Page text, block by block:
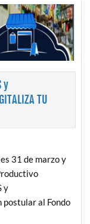
y
TU
31 de marzo y
y
postular al Fondo